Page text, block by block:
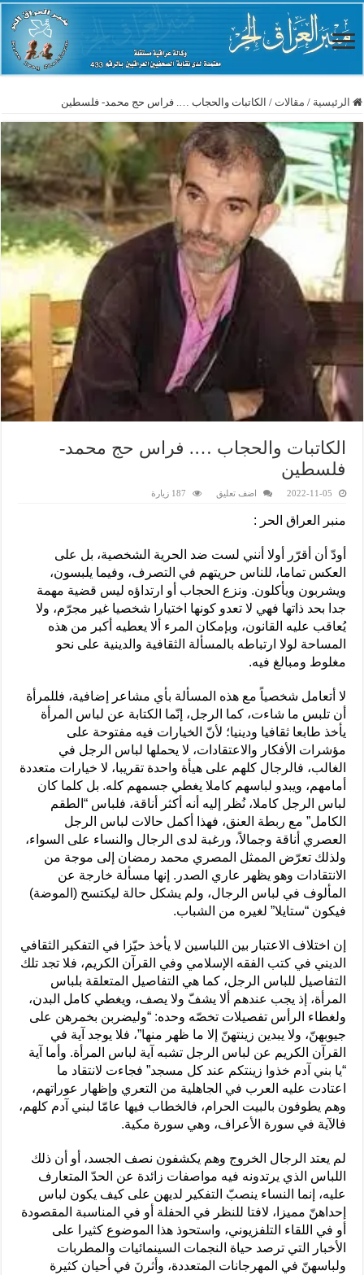
الرئيسية / مقالات / الكاتبات والحجاب …. فراس حج محمد- فلسطين
الكاتبات والحجاب …. فراس حج محمد-
فلسطين
2022-11-05 اضف تعليق 187 زيارة
منبر العراق الحر :
أودّ أن أقرّر أولا أنني لست ضد الحرية الشخصية، بل على
العكس تماما، للناس حريتهم في التصرف، وفيما يلبسون،
ويشربون ويأكلون. ونزع الحجاب أو ارتداؤه ليس قضية مهمة
جدا بحد ذاتها فهي لا تعدو كونها اختيارا شخصيا غير مجرّم، ولا
يُعاقب عليه القانون، وبإمكان المرء ألا يعطيه أكبر من هذه
المساحة لولا ارتباطه بالمسألة الثقافية والدينية على نحو
مغلوط ومبالغ فيه.
لا أتعامل شخصياً مع هذه المسألة بأي مشاعر إضافية، فللمرأة
أن تلبس ما شاءت، كما الرجل، إنّما الكتابة عن لباس المرأة
يأخذ طابعا ثقافيا ودينيا؛ لأنّ الخيارات فيه مفتوحة على
مؤشرات الأفكار والاعتقادات، لا يحملها لباس الرجل في
الغالب، فالرجال كلهم على هيأة واحدة تقريبا، لا خيارات متعددة
أمامهم، ويبدو لباسهم كاملا يغطي جسمهم كله. بل كلما كان
لباس الرجل كاملا، نُظر إليه أنه أكثر أناقة، فلباس “الطقم
الكامل” مع ربطة العنق، فهذا أكمل حالات لباس الرجل
العصري أناقة وجمالاً، ورغبة لدى الرجال والنساء على السواء،
ولذلك تعرّض الممثل المصري محمد رمضان إلى موجة من
الانتقادات وهو يظهر عاري الصدر. إنها مسألة خارجة عن
المألوف في لباس الرجال، ولم يشكل حالة ليكتسح (الموضة)
فيكون “ستايلا” لغيره من الشباب.
إن اختلاف الاعتبار بين اللباسين لا يأخذ حيّزا في التفكير الثقافي
الديني في كتب الفقه الإسلامي وفي القرآن الكريم، فلا تجد تلك
التفاصيل للباس الرجل، كما هي التفاصيل المتعلقة بلباس
المرأة، إذ يجب عندهم ألا يشفّ ولا يصف، ويغطي كامل البدن،
ولغطاء الرأس تفصيلات تخصّه وحده: “وليضربن بخمرهن على
جيوبهنّ، ولا يبدين زينتهنّ إلا ما ظهر منها”، فلا يوجد آية في
القرآن الكريم عن لباس الرجل تشبه آية لباس المرأة. وأما آية
“يا بني آدم خذوا زينتكم عند كل مسجد” فجاءت لانتقاد ما
اعتادت عليه العرب في الجاهلية من التعري وإظهار عوراتهم،
وهم يطوفون بالبيت الحرام، فالخطاب فيها عامّا لبني آدم كلهم،
فالآية في سورة الأعراف، وهي سورة مكية.
لم يعتد الرجال الخروج وهم يكشفون نصف الجسد، أو أن ذلك
اللباس الذي يرتدونه فيه مواصفات زائدة عن الحدّ المتعارف
عليه، إنما النساء ينصبّ التفكير لديهن على كيف يكون لباس
إحداهنّ مميزا، لافتا للنظر في الحفلة أو في المناسبة المقصودة
أو في اللقاء التلفزيوني، واستحوذ هذا الموضوع كثيرا على
الأخبار التي ترصد حياة النجمات السينمائيات والمطربات
ولباسهنّ في المهرجانات المتعددة، وأثرنَ في أحيان كثيرة